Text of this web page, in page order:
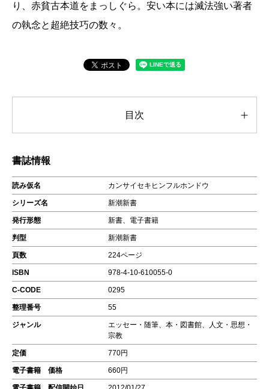
り、赤貧古本道をまっしぐら。安い本には滅法強い著者
の執念と超絶技巧の数々。
目次
書誌情報
読み仮名 カンサイセキヒンフルホンドウ
シリーズ名 新潮新書
発行形態 新書、電子書籍
判型 新潮新書
頁数 224ページ
ISBN 978-4-10-610055-0
C-CODE 0295
整理番号 55
ジャンル
エッセー・随筆、本・図書館、人文・思想・
宗教
定価 770円
電子書籍 価格 660円